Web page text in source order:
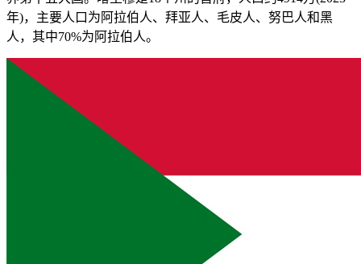
年)，主要人口为阿拉伯人、拜亚人、毛皮人、努巴人和黑
人，其中70%为阿拉伯人。